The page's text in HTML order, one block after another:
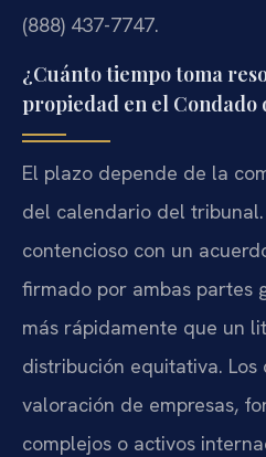
(888) 437-7747.
¿Cuánto tiempo toma
propiedad en el Condado
El plazo depende de la
del calendario del
contencioso con un
firmado por ambas partes
más rápidamente que un
distribución equitativa. Los
valoración de empresas,
complejos o activos